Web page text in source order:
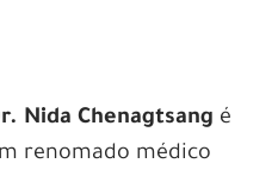
Nida Chenagtsang é
renomado médico